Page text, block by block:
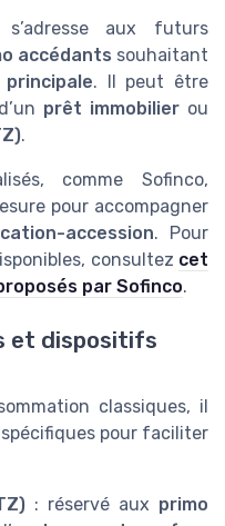
aux futurs
accédants souhaitant
. Il peut être
prêt immobilierou
.
comme Sofinco,
pour accompagner
accession. Pour
consultez cet
par Sofinco.
et dispositifs
classiques, il
pour faciliter
: réservé aux primo